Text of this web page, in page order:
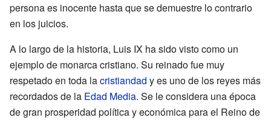
persona es inocente hasta que se demuestre lo contrario
en los juicios.
A lo largo de la historia, Luis IX ha sido visto como un
ejemplo de monarca cristiano. Su reinado fue muy
respetado en toda lacristiandad y es uno de los reyes más
recordados de la Edad Media. Se le considera una época
de gran prosperidad política y económica para el Reino de